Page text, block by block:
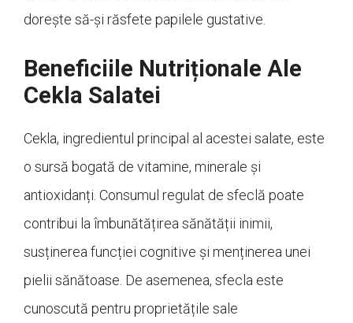
dorește să-și răsfete papilele gustative.
Beneficiile Nutriționale Ale
Cekla Salatei
Cekla, ingredientul principal al acestei salate, este
o sursă bogată de vitamine, minerale și
antioxidanți. Consumul regulat de sfeclă poate
contribui la îmbunătățirea sănătății inimii,
susținerea funcției cognitive și menținerea unei
pielii sănătoase. De asemenea, sfecla este
cunoscută pentru proprietățile sale